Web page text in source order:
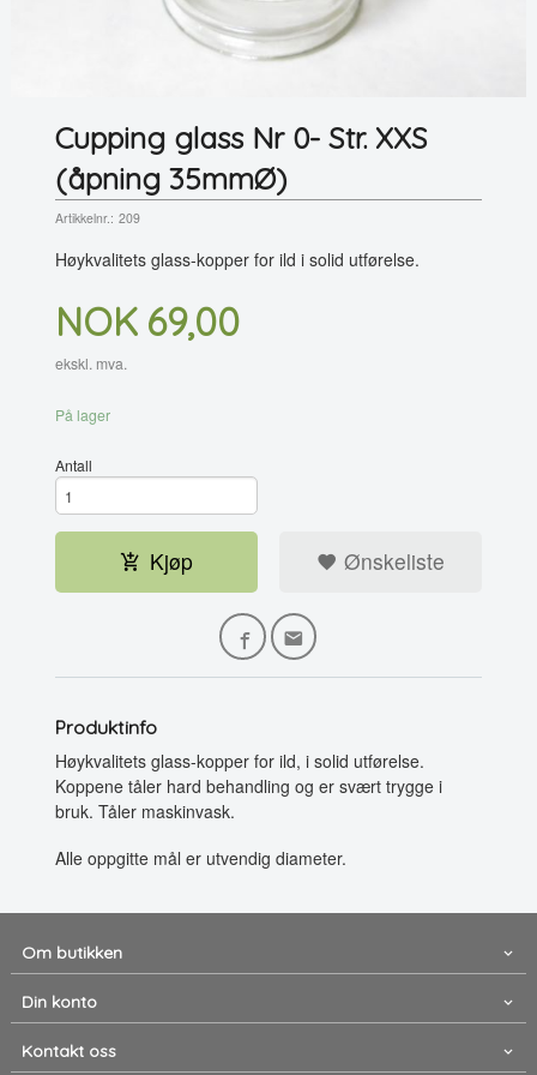
Cupping glass Nr 0- Str. XXS
(åpning 35mmØ)
Artikkelnr.: 209
Høykvalitets glass-kopper for ild i solid utførelse.
Pris
NOK 69,00
ekskl. mva.
På lager
Antall
Kjøp Ønskeliste
Produktinfo
Høykvalitets glass-kopper for ild, i solid utførelse.
Koppene tåler hard behandling og er svært trygge i
bruk. Tåler maskinvask.
Alle oppgitte mål er utvendig diameter.
Om butikken
Din konto
Kontakt oss